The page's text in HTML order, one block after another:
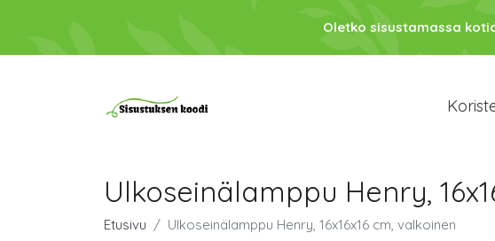
Oletko sisustamassa
Ulkoseinälamppu Henry,
Etusivu Ulkoseinälamppu Henry, 16x16x16 cm, valkoinen